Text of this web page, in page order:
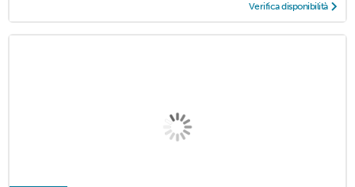
Verifica disponibilità